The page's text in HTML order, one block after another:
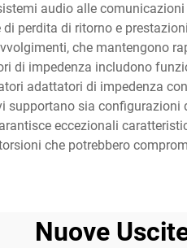
audio alle
perdita di ritorno e
che mantengono
di impedenza includono
adattatori di impedenza
sia
eccezionali
che potrebbero
Nuove